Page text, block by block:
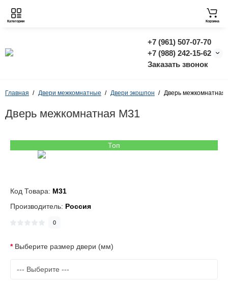
+7 (961) 507-07-70
+7 (988) 242-15-62
Заказать звонок
Категории Корзина
Главная Двери межкомнатные Двери экошпон Дверь межкомнатная
Дверь межкомнатная M31
Топ
Код Товара: M31
Производитель: Россия
0
Выберите размер двери (мм)